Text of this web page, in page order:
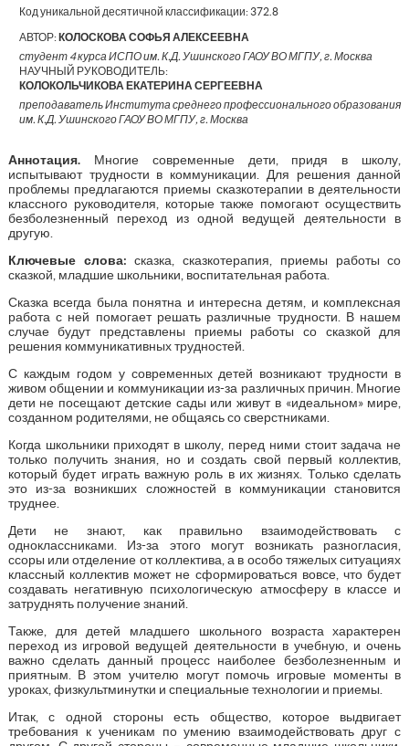
Код уникальной десятичной классификации: 372.8
АВТОР:КОЛОСКОВА СОФЬЯ АЛЕКСЕЕВНА
студент 4 курса ИСПО им. К.Д. Ушинского ГАОУ ВО МГПУ, г. Москва
НАУЧНЫЙ РУКОВОДИТЕЛЬ:
КОЛОКОЛЬЧИКОВА ЕКАТЕРИНА СЕРГЕЕВНА
преподаватель Института среднего профессионального образования
им. К.Д. Ушинского ГАОУ ВО МГПУ, г. Москва
Аннотация.Многие современные дети, придя в школу,
испытывают трудности в коммуникации. Для решения данной
проблемы предлагаются приемы сказкотерапии в деятельности
классного руководителя, которые также помогают осуществить
безболезненный переход из одной ведущей деятельности в
другую.
Ключевые слова:сказка, сказкотерапия, приемы работы со
сказкой, младшие школьники, воспитательная работа.
Сказка всегда была понятна и интересна детям, и комплексная
работа с ней помогает решать различные трудности. В нашем
случае будут представлены приемы работы со сказкой для
решения коммуникативных трудностей.
С каждым годом у современных детей возникают трудности в
живом общении и коммуникации из-за различных причин. Многие
дети не посещают детские сады или живут в «идеальном» мире,
созданном родителями, не общаясь со сверстниками.
Когда школьники приходят в школу, перед ними стоит задача не
только получить знания, но и создать свой первый коллектив,
который будет играть важную роль в их жизнях. Только сделать
это из-за возникших сложностей в коммуникации становится
труднее.
Дети не знают, как правильно взаимодействовать с
одноклассниками. Из-за этого могут возникать разногласия,
ссоры или отделение от коллектива, а в особо тяжелых ситуациях
классный коллектив может не сформироваться вовсе, что будет
создавать негативную психологическую атмосферу в классе и
затруднять получение знаний.
Также, для детей младшего школьного возраста характерен
переход из игровой ведущей деятельности в учебную, и очень
важно сделать данный процесс наиболее безболезненным и
приятным. В этом учителю могут помочь игровые моменты в
уроках, физкультминутки и специальные технологии и приемы.
Итак, с одной стороны есть общество, которое выдвигает
требования к ученикам по умению взаимодействовать друг с